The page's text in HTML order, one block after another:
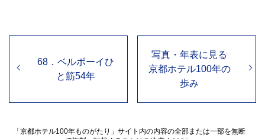
写真・年表に見る
京都ホテル100年の
歩み
68．ベルボーイひ
と筋54年
「京都ホテル100年ものがたり」サイト内の内容の全部または一部を無断